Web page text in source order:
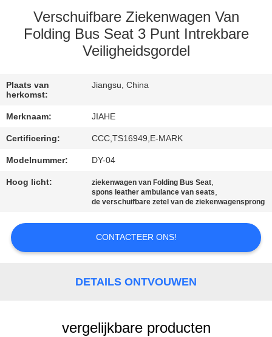
KWALITEITSCONTROLE
CONTACTEER
GEVALLEN
SITEMAP
PRIVACY
POLICY
Verschuifbare Ziekenwagen Van
Folding Bus Seat 3 Punt Intrekbare
Veiligheidsgordel
Plaats van
herkomst:
Jiangsu, China
Merknaam: JIAHE
Certificering: CCC,TS16949,E-MARK
Modelnummer: DY-04
Hoog licht: ziekenwagen van Folding Bus Seat,
spons leather ambulance van seats,
de verschuifbare zetel van de ziekenwagensprong
CONTACTEER ONS!
DETAILS ONTVOUWEN
vergelijkbare producten